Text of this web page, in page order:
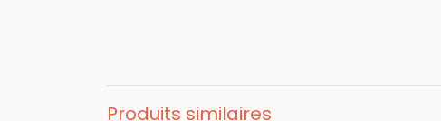
Produits similaires